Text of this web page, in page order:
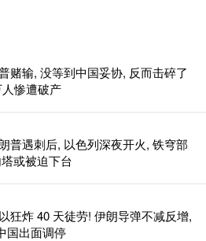
赌输, 没等到中国妥协, 反而击碎了
惨遭破产
普遇刺后, 以色列深夜开火, 铁穹部
或被迫下台
狂炸 40 天徒劳! 伊朗导弹不减反增,
国出面调停